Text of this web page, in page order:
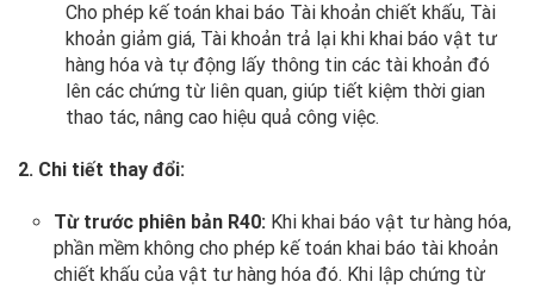
Cho phép kế toán khai báo Tài khoản chiết khấu, Tài
khoản giảm giá, Tài khoản trả lại khi khai báo vật tư
hàng hóa và tự động lấy thông tin các tài khoản đó
lên các chứng từ liên quan, giúp tiết kiệm thời gian
thao tác, nâng cao hiệu quả công việc.
2. Chi tiết thay đổi:
Từ trước phiên bản R40: Khi khai báo vật tư hàng hóa,
phần mềm không cho phép kế toán khai báo tài khoản
chiết khấu của vật tư hàng hóa đó. Khi lập chứng từ